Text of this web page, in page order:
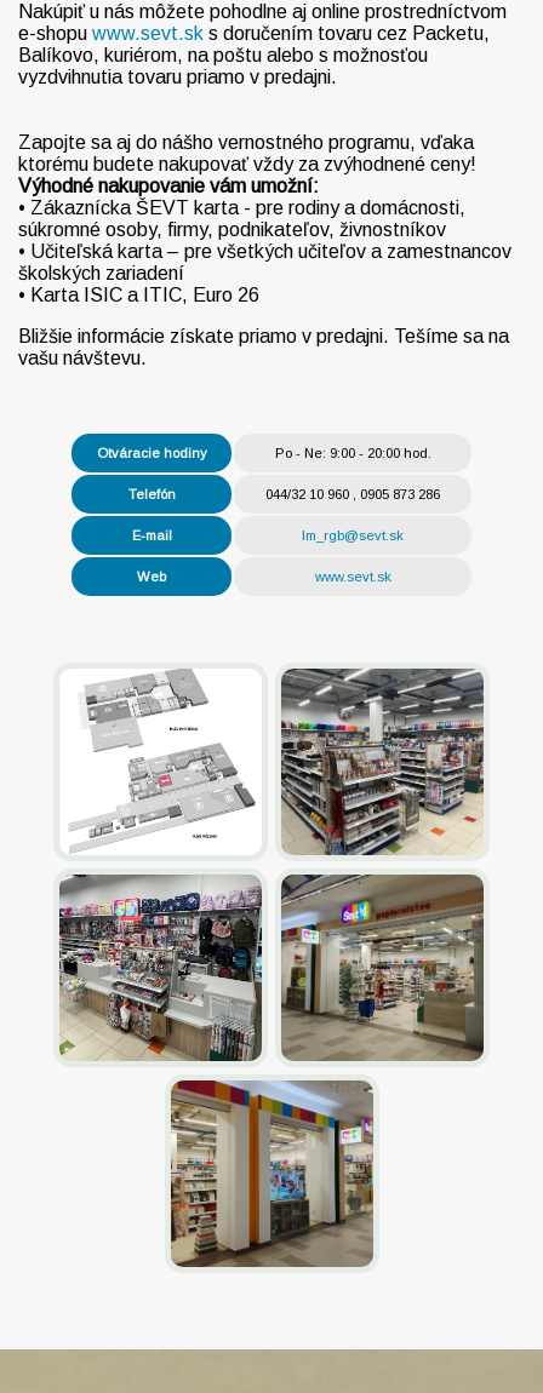
Nakúpiť u nás môžete pohodlne aj online prostredníctvom
e-shopu www.sevt.sk s doručením tovaru cez Packetu,
Balíkovo, kuriérom, na poštu alebo s možnosťou
vyzdvihnutia tovaru priamo v predajni.
Zapojte sa aj do nášho vernostného programu, vďaka
ktorému budete nakupovať vždy za zvýhodnené ceny!
Výhodné nakupovanie vám umožní:
• Zákaznícka ŠEVT karta - pre rodiny a domácnosti,
súkromné osoby, firmy, podnikateľov, živnostníkov
• Učiteľská karta – pre všetkých učiteľov a zamestnancov
školských zariadení
• Karta ISIC a ITIC, Euro 26
Bližšie informácie získate priamo v predajni. Tešíme sa na
vašu návštevu.
Otváracie hodiny Po - Ne: 9:00 - 20:00 hod.
Telefón 044/32 10 960 , 0905 873 286
E-mail lm_rgb@sevt.sk
Web www.sevt.sk